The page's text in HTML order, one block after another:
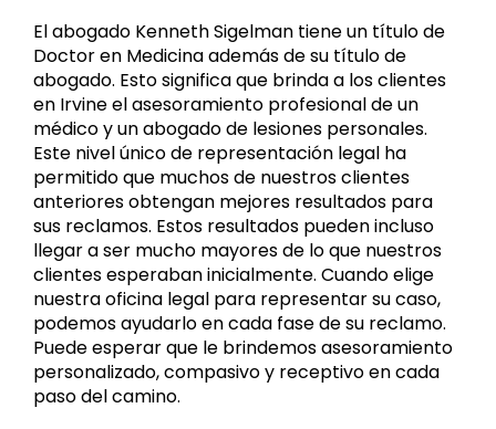
El abogado Kenneth Sigelman tiene un título de
Doctor en Medicina además de su título de
abogado. Esto significa que brinda a los clientes
en Irvine el asesoramiento profesional de un
médico y un abogado de lesiones personales.
Este nivel único de representación legal ha
permitido que muchos de nuestros clientes
anteriores obtengan mejores resultados para
sus reclamos. Estos resultados pueden incluso
llegar a ser mucho mayores de lo que nuestros
clientes esperaban inicialmente. Cuando elige
nuestra oficina legal para representar su caso,
podemos ayudarlo en cada fase de su reclamo.
Puede esperar que le brindemos asesoramiento
personalizado, compasivo y receptivo en cada
paso del camino.